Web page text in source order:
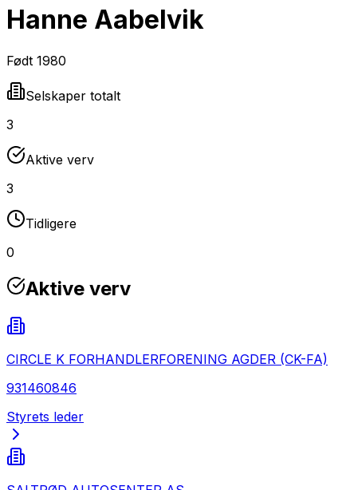
Hanne Aabelvik
Født 1980
Selskaper totalt
3
Aktive verv
3
Tidligere
0
Aktive verv
CIRCLE K FORHANDLERFORENING AGDER (CK-FA)
931460846
Styrets leder